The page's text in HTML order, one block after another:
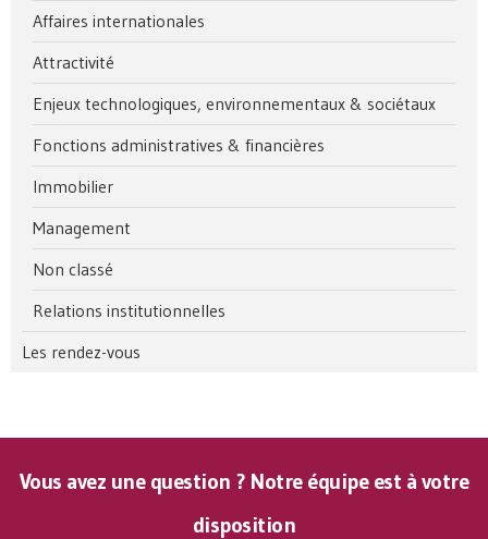
Affaires internationales
Attractivité
Enjeux technologiques, environnementaux & sociétaux
Fonctions administratives & financières
Immobilier
Management
Non classé
Relations institutionnelles
Les rendez-vous
Vous avez une question ? Notre équipe est à votre
disposition